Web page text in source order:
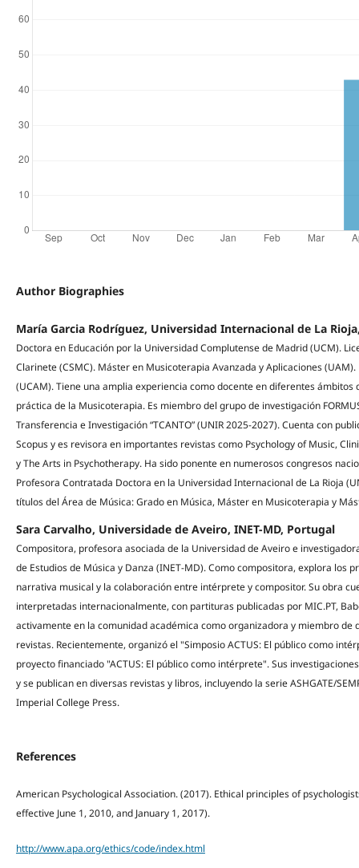
Author Biographies
María Garcia Rodríguez, Universidad Internacional de La
Doctora en Educación por la Universidad Complutense de Madrid (UCM).
Clarinete (CSMC). Máster en Musicoterapia Avanzada y Aplicaciones
(UCAM). Tiene una amplia experiencia como docente en diferentes ámbitos
práctica de la Musicoterapia. Es miembro del grupo de investigación
Transferencia e Investigación “TCANTO” (UNIR 2025-2027). Cuenta con
Scopus y es revisora en importantes revistas como Psychology of Music,
y The Arts in Psychotherapy. Ha sido ponente en numerosos congresos
Profesora Contratada Doctora en la Universidad Internacional de La Rioja
títulos del Área de Música: Grado en Música, Máster en Musicoterapia y
Sara Carvalho, Universidade de Aveiro, INET-MD, Portugal
Compositora, profesora asociada de la Universidad de Aveiro e
de Estudios de Música y Danza (INET-MD). Como compositora, explora los
narrativa musical y la colaboración entre intérprete y compositor. Su obra
interpretadas internacionalmente, con partituras publicadas por MIC.PT,
activamente en la comunidad académica como organizadora y miembro de
revistas. Recientemente, organizó el "Simposio ACTUS: El público como
proyecto financiado "ACTUS: El público como intérprete". Sus
y se publican en diversas revistas y libros, incluyendo la serie ASHGATE/
Imperial College Press.
References
American Psychological Association. (2017). Ethical principles of
effective June 1, 2010, and January 1, 2017).
http://www.apa.org/ethics/code/index.html